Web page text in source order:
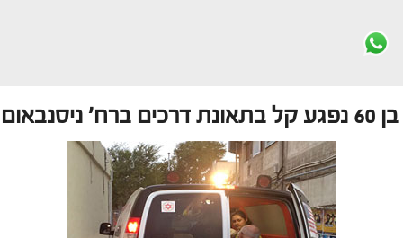
בן 60 נפגע קל בתאונת דרכים ברח' ניסנבאום